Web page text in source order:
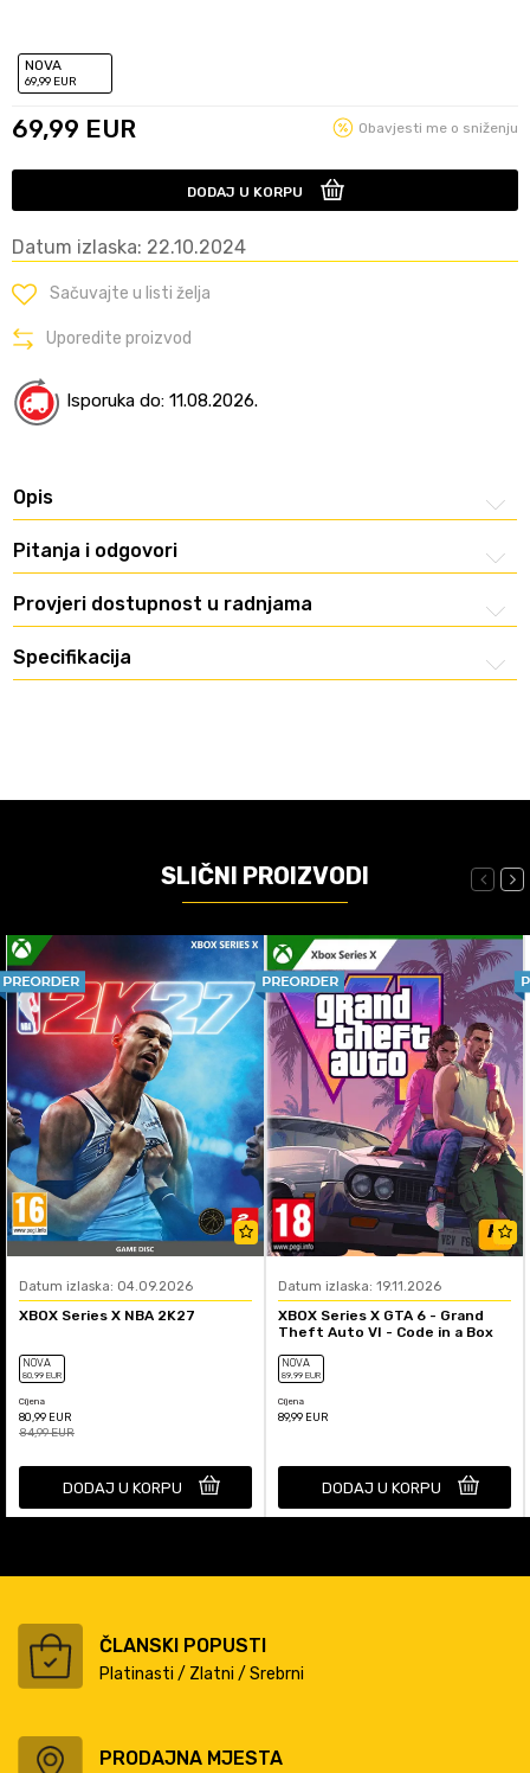
NOVA
69,99 EUR
69,99 EUR Obavjesti me o sniženju
DODAJ U KORPU
Datum izlaska: 22.10.2024
Sačuvajte u listi želja
Uporedite proizvod
Isporuka do: 11.08.2026.
Opis
Pitanja i odgovori
Provjeri dostupnost u radnjama
Specifikacija
SLIČNI PROIZVODI
Datum izlaska: 04.09.2026
XBOX Series X NBA 2K27
NOVA
80,99 EUR
Cijena
80,99 EUR
84,99EUR
DODAJ U KORPU
Datum izlaska: 19.11.2026
XBOX Series X GTA 6 - Grand
Theft Auto VI - Code in a Box
NOVA
89,99 EUR
Cijena
89,99 EUR
DODAJ U KORPU
ČLANSKI POPUSTI
Platinasti / Zlatni / Srebrni
PRODAJNA MJESTA